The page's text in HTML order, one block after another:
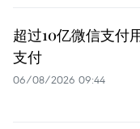
超过10亿微信支付
支付
06/08/2026 09:44